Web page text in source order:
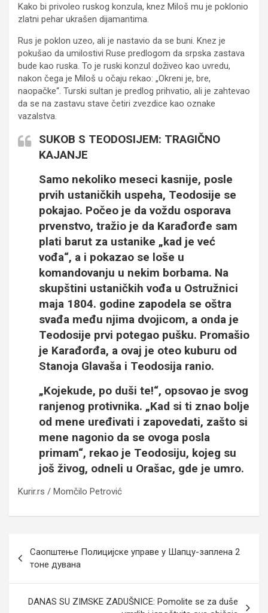
Kako bi privoleo ruskog konzula, knez Miloš mu je poklonio
zlatni pehar ukrašen dijamantima.
Rus je poklon uzeo, ali je nastavio da se buni. Knez je
pokušao da umilostivi Ruse predlogom da srpska zastava
bude kao ruska. To je ruski konzul doživeo kao uvredu,
nakon čega je Miloš u očaju rekao: „Okreni je, bre,
naopačke“. Turski sultan je predlog prihvatio, ali je zahtevao
da se na zastavu stave četiri zvezdice kao oznake
vazalstva.
SUKOB S TEODOSIJEM: TRAGIČNO
KAJANJE
Samo nekoliko meseci kasnije, posle
prvih ustaničkih uspeha, Teodosije se
pokajao. Počeo je da voždu osporava
prvenstvo, tražio je da Karađorđe sam
plati barut za ustanike „kad je već
vođa“, a i pokazao se loše u
komandovanju u nekim borbama. Na
skupštini ustaničkih vođa u Ostružnici
maja 1804. godine zapodela se oštra
svađa među njima dvojicom, a onda je
Teodosije prvi potegao pušku. Promašio
je Karađorđa, a ovaj je oteo kuburu od
Stanoja Glavaša i Teodosija ranio.
„Kojekude, po duši te!“, opsovao je svog
ranjenog protivnika. „Kad si ti znao bolje
od mene uređivati i zapovedati, zašto si
mene nagonio da se ovoga posla
primam“, rekao je Teodosiju, kojeg su
još živog, odneli u Orašac, gde je umro.
Kurir.rs / Momčilo Petrović
чланка
Саопштење Полицијске управе у Шапцу-заплена 2
тоне дувана
DANAS SU ZIMSKE ZADUŠNICE: Pomolite se za duše